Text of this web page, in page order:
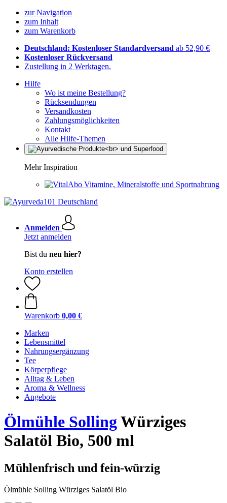
zur Navigation
zum Inhalt
zum Warenkorb
Deutschland: Kostenloser Standardversand ab 52,90 €
Kostenloser Rückversand
Zustellung in 2 Werktagen.
Hilfe
Wo ist meine Bestellung?
Rücksendungen
Versandkosten
Zahlungsmöglichkeiten
Kontakt
Alle Hilfe-Themen
Mehr Inspiration
Vitamine, Mineralstoffe und Sportnahrung
Anmelden
Jetzt anmelden
Bist du neu hier?
Konto erstellen
Warenkorb 0,00 €
Marken
Lebensmittel
Nahrungsergänzung
Tee
Körperpflege
Alltag & Leben
Aroma & Wellness
Angebote
Ölmühle SollingWürziges
Salatöl Bio, 500 ml
Mühlenfrisch und fein-würzig
Ölmühle Solling Würziges Salatöl Bio